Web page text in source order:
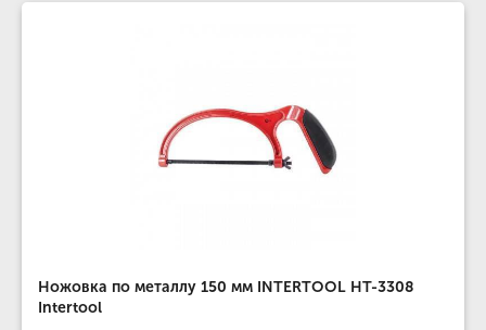
Ножовка по металлу 150 мм INTERTOOL HT-3308
Intertool